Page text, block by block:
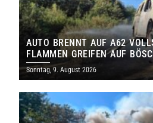
AUTO BRENNT AUF A62
FLAMMEN GREIFEN AUF
Sonntag, 9. August 2026